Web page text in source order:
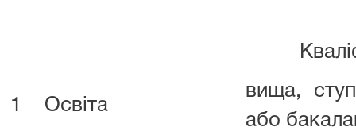
1 Освіта
вища,
або